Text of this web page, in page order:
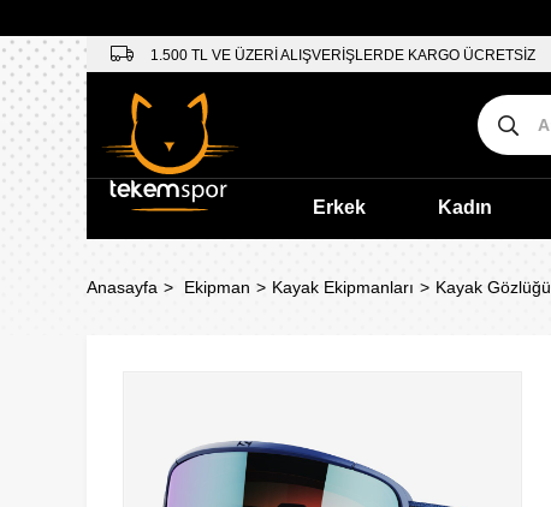
1.500 TL VE ÜZERİ ALIŞVERİŞLERDE KARGO ÜCRETSİZ
Erkek Kadın
Anasayfa Ekipman Kayak Ekipmanları Kayak Gözlüğü